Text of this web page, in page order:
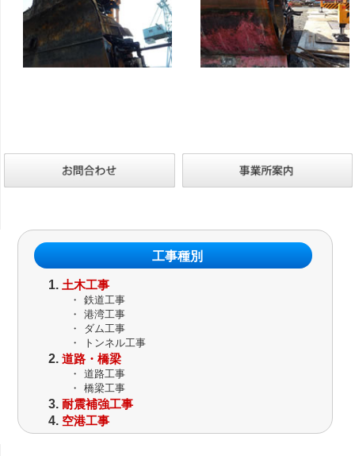
工事種別
土木工事
・
鉄道工事
・
港湾工事
・
ダム工事
・
トンネル工事
道路・橋梁
・
道路工事
・
橋梁工事
耐震補強工事
空港工事